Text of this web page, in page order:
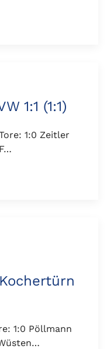
1:1 (1:1)
1:0 Zeitler
1:0 Pöllmann